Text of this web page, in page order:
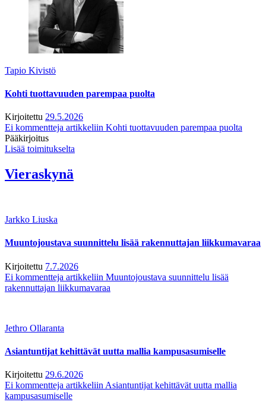
Tapio Kivistö
Kohti tuottavuuden parempaa puolta
Kirjoitettu 29.5.2026
Ei kommentteja artikkeliin Kohti tuottavuuden parempaa puolta
Pääkirjoitus
Lisää toimitukselta
Vieraskynä
Jarkko Liuska
Muuntojoustava suunnittelu lisää rakennuttajan liikkumavaraa
Kirjoitettu 7.7.2026
Ei kommentteja artikkeliin Muuntojoustava suunnittelu lisää
rakennuttajan liikkumavaraa
Jethro Ollaranta
Asiantuntijat kehittävät uutta mallia kampusasumiselle
Kirjoitettu 29.6.2026
Ei kommentteja artikkeliin Asiantuntijat kehittävät uutta mallia
kampusasumiselle